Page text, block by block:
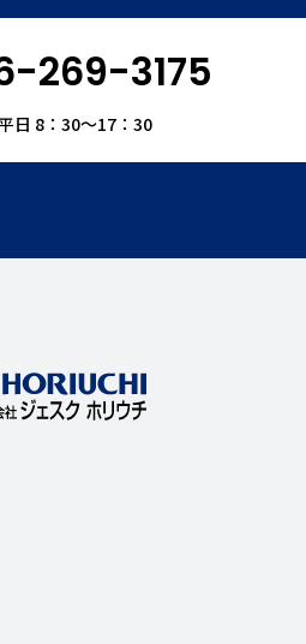
269-3175
日 8：30〜17：30